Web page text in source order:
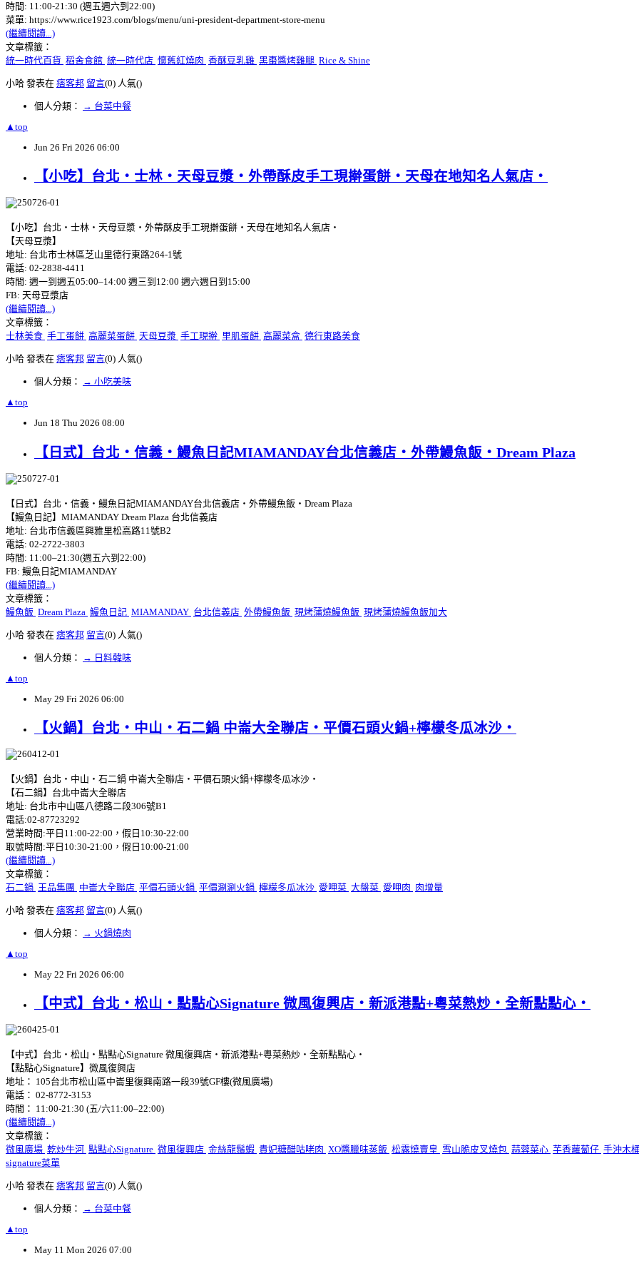
時間: 11:00-21:30 (週五週六到22:00)
菜單: https://www.rice1923.com/blogs/menu/uni-president-department-store-menu
(繼續閱讀...)
文章標籤：
統一時代百貨 稻舍食館 統一時代店 懷舊紅燒肉 香酥豆乳雞 黑棗醬烤雞腿 Rice & Shine
小哈 發表在 痞客邦 留言(0) 人氣()
個人分類：
→ 台菜中餐
▲top
Jun 26 Fri 2026 06:00
【小吃】台北‧士林‧天母豆漿‧外帶酥皮手工現擀蛋餅‧天母在地知名人氣店‧
【小吃】台北‧士林‧天母豆漿‧外帶酥皮手工現擀蛋餅‧天母在地知名人氣店‧
【天母豆漿】
地址: 台北市士林區芝山里德行東路264-1號
電話: 02-2838-4411
時間: 週一到週五05:00–14:00 週三到12:00 週六週日到15:00
FB: 天母豆漿店
(繼續閱讀...)
文章標籤：
士林美食 手工蛋餅 高麗菜蛋餅 天母豆漿 手工現擀 里肌蛋餅 高麗菜盒 德行東路美食
小哈 發表在 痞客邦 留言(0) 人氣()
個人分類：
→ 小吃美味
▲top
Jun 18 Thu 2026 08:00
【日式】台北‧信義‧鰻魚日記MIAMANDAY台北信義店‧外帶鰻魚飯‧Dream Plaza
【日式】台北‧信義‧鰻魚日記MIAMANDAY台北信義店‧外帶鰻魚飯‧Dream Plaza
【鰻魚日記】MIAMANDAY Dream Plaza 台北信義店
地址: 台北市信義區興雅里松高路11號B2
電話: 02-2722-3803
時間: 11:00–21:30(週五六到22:00)
FB: 鰻魚日記MIAMANDAY
(繼續閱讀...)
文章標籤：
鰻魚飯 Dream Plaza 鰻魚日記 MIAMANDAY 台北信義店 外帶鰻魚飯 現烤蒲燒鰻魚飯 現烤蒲燒鰻魚飯加大
小哈 發表在 痞客邦 留言(0) 人氣()
個人分類：
→ 日料韓味
▲top
May 29 Fri 2026 06:00
【火鍋】台北‧中山‧石二鍋 中崙大全聯店‧平價石頭火鍋+檸檬冬瓜冰沙‧
【火鍋】台北‧中山‧石二鍋 中崙大全聯店‧平價石頭火鍋+檸檬冬瓜冰沙‧
【石二鍋】台北中崙大全聯店
地址: 台北市中山區八德路二段306號B1
電話:02-87723292
營業時間:平日11:00-22:00，假日10:30-22:00
取號時間:平日10:30-21:00，假日10:00-21:00
(繼續閱讀...)
文章標籤：
石二鍋 王品集團 中崙大全聯店 平價石頭火鍋 平價涮涮火鍋 檸檬冬瓜冰沙 愛呷菜 大盤菜 愛呷肉 肉增量
小哈 發表在 痞客邦 留言(0) 人氣()
個人分類：
→ 火鍋燒肉
▲top
May 22 Fri 2026 06:00
【中式】台北‧松山‧點點心Signature 微風復興店‧新派港點+粵菜熱炒‧全新點點心‧
【中式】台北‧松山‧點點心Signature 微風復興店‧新派港點+粵菜熱炒‧全新點點心‧
【點點心Signature】微風復興店
地址： 105台北市松山區中崙里復興南路一段39號GF樓(微風廣場)
電話： 02-8772-3153
時間： 11:00-21:30 (五/六11:00–22:00)
(繼續閱讀...)
文章標籤：
微風廣場 乾炒牛河 點點心Signature 微風復興店 金絲龍鬚蝦 貴妃糖醋咕咾肉 XO醬臘味蒸飯 松露燒賣皇 雪山脆皮叉燒包 蒜蓉菜心 芋香蘿蔔仔 手沖木
signature菜單
小哈 發表在 痞客邦 留言(0) 人氣()
個人分類：
→ 台菜中餐
▲top
May 11 Mon 2026 07:00